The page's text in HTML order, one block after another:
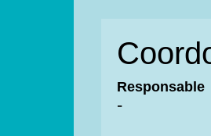
Responsable
-